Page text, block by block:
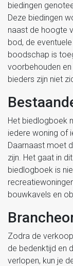
biedingen
Deze biedingen
naast de hoogte
bod, de
boodschap is
voorbehouden
bieders zijn niet
Het biedlogboek
iedere woning of
Daarnaast moet
zijn. Het gaat in
biedlogboek is
bouwkavels en
Zodra de
de bedenktijd en
verlopen, kun je